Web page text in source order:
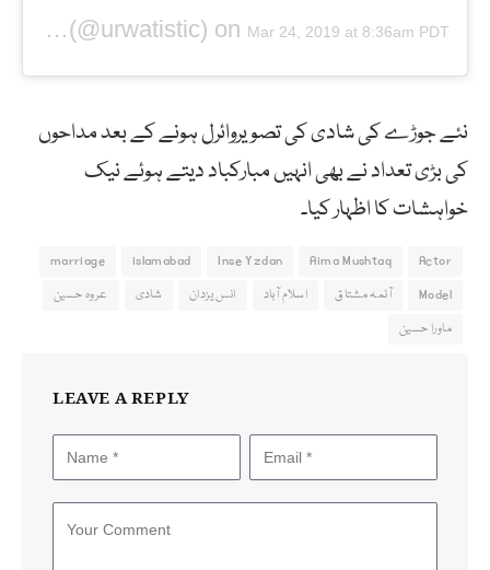
(@urwatistic) on Mar 24, 2019 at 8:36am PDT
نئے جوڑے کی شادی کی تصویروائرل ہونے کے بعد مداحوں
کی بڑی تعداد نے بھی انہیں مبارکباد دیتے ہوئے نیک
خواہشات کا اظہار کیا۔
Actor
Aima Mushtaq
Inse Yzdan
islamabad
marriage
Model
آئمہ مشتاق اسلام آباد انس یزدان شادی
عروہ حسین
ماورا حسین
LEAVE A REPLY